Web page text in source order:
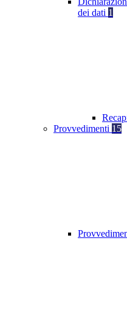
dei dati 1
Provvedimenti 15